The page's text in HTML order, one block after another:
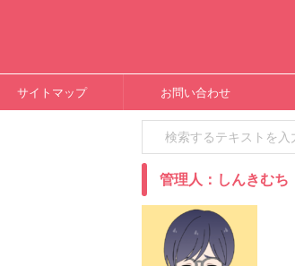
サイトマップ お問い合わせ
管理人：しんきむち